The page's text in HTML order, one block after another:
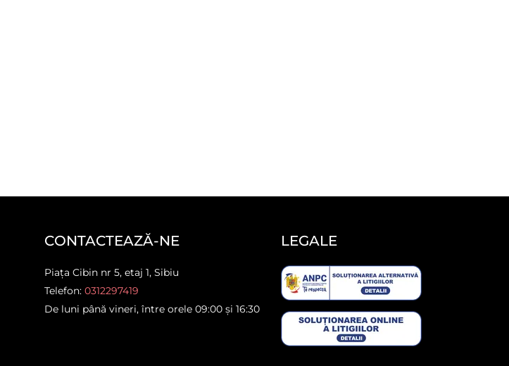
CONTACTEAZĂ-NE
Piața Cibin nr 5, etaj 1, Sibiu
Telefon: 0312297419
De luni până vineri, între orele 09:00 și 16:30
LEGALE